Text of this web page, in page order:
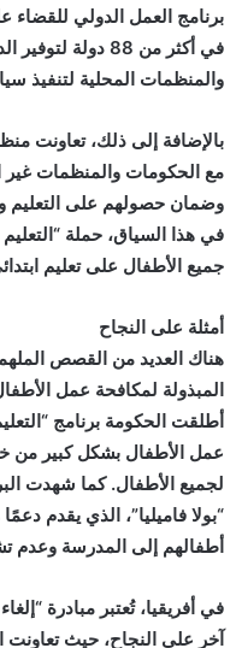
في أكثر من 88
والمنظمات المحلية لتنفيذ
بالإضافة إلى ذلك، تعاونت
مع الحكومات والمنظمات غير
وضمان حصولهم على التعليم
في هذا السياق، حملة
جميع الأطفال على تعليم
أمثلة على النجاح
هناك العديد من القصص
المبذولة لمكافحة عمل
أطلقت الحكومة برنامج
عمل الأطفال بشكل كبير من
لجميع الأطفال. كما شهدت
“بولا فاميليا”، الذي يقدم
أطفالهم إلى المدرسة وعدم
في أفريقيا، تُعتبر مبادرة
آخر على النجاح، حيث